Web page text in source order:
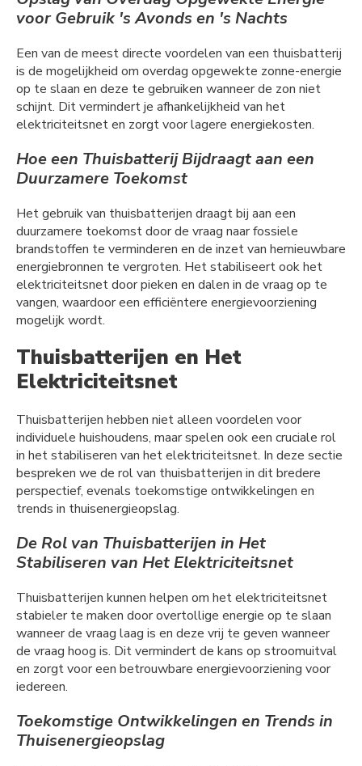
voor Gebruik 's Avonds en 's Nachts
Een van de meest directe voordelen van een thuisbatterij
is de mogelijkheid om overdag opgewekte zonne-energie
op te slaan en deze te gebruiken wanneer de zon niet
schijnt. Dit vermindert je afhankelijkheid van het
elektriciteitsnet en zorgt voor lagere energiekosten.
Hoe een Thuisbatterij Bijdraagt aan een
Duurzamere Toekomst
Het gebruik van thuisbatterijen draagt bij aan een
duurzamere toekomst door de vraag naar fossiele
brandstoffen te verminderen en de inzet van hernieuwbare
energiebronnen te vergroten. Het stabiliseert ook het
elektriciteitsnet door pieken en dalen in de vraag op te
vangen, waardoor een efficiëntere energievoorziening
mogelijk wordt.
Thuisbatterijen en Het
Elektriciteitsnet
Thuisbatterijen hebben niet alleen voordelen voor
individuele huishoudens, maar spelen ook een cruciale rol
in het stabiliseren van het elektriciteitsnet. In deze sectie
bespreken we de rol van thuisbatterijen in dit bredere
perspectief, evenals toekomstige ontwikkelingen en
trends in thuisenergieopslag.
De Rol van Thuisbatterijen in Het
Stabiliseren van Het Elektriciteitsnet
Thuisbatterijen kunnen helpen om het elektriciteitsnet
stabieler te maken door overtollige energie op te slaan
wanneer de vraag laag is en deze vrij te geven wanneer
de vraag hoog is. Dit vermindert de kans op stroomuitval
en zorgt voor een betrouwbare energievoorziening voor
iedereen.
Toekomstige Ontwikkelingen en Trends in
Thuisenergieopslag